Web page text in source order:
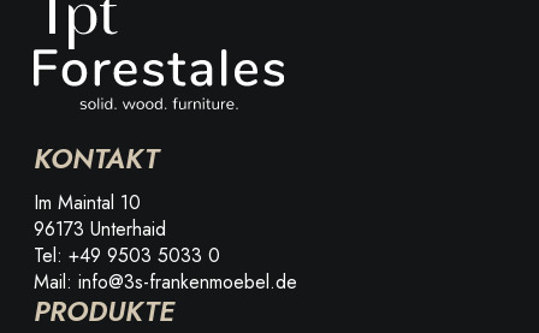
KONTAKT
Im Maintal 10
96173 Unterhaid
Tel: +49 9503 5033 0
Mail: info@3s-frankenmoebel.de
PRODUKTE